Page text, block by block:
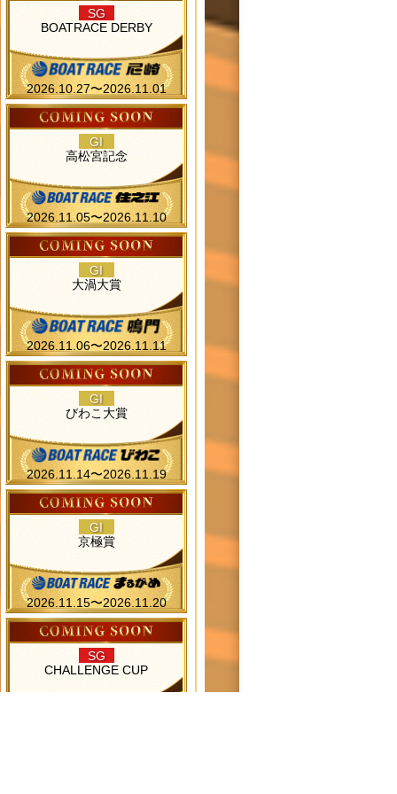
SG
BOATRACE DERBY
2026.10.27〜2026.11.01
GI
高松宮記念
2026.11.05〜2026.11.10
GI
大渦大賞
2026.11.06〜2026.11.11
GI
びわこ大賞
2026.11.14〜2026.11.19
GI
京極賞
2026.11.15〜2026.11.20
SG
CHALLENGE CUP